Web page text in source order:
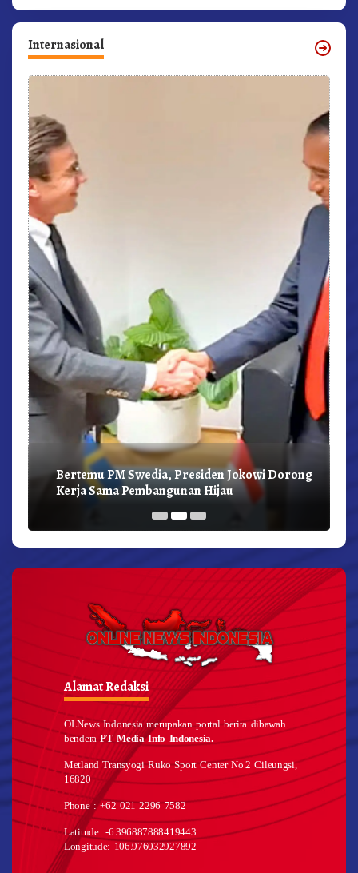
Internasional
Bertemu PM Swedia, Presiden Jokowi Dorong
Kerja Sama Pembangunan Hijau
Alamat Redaksi
OLNews Indonesia merupakan portal berita dibawah
benderaPT Media Info Indonesia.
Metland Transyogi Ruko Sport Center No.2 Cileungsi,
16820
Phone : +62 021 2296 7582
Latitude: -6.396887888419443
Longitude: 106.976032927892